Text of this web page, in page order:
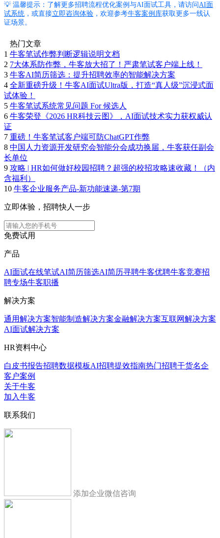
💡 温馨提示： 了解更多招聘流程优化案例与AI面试工具，请访问AI面
试系统 ，或直接立即咨询体验 ，欢迎参考牛客案例库获取更多一线认
证场景。
热门文章
1 牛客笔试作弊判断逻辑说明文档
2 7大体系防作弊，牛客放大招了！严肃笔试客户端上线！
3 牛客AI简历筛选：提升招聘效率的智能解决方案
4 全新重磅升级！牛客AI面试Ultra版，打造“真人级”沉浸式面
试体验！
5 牛客笔试系统常见问题 For 候选人
6 牛客荣登《2026 HR科技云图》，AI面试技术实力获权威认
证
7 重磅！牛客笔试客户端可防ChatGPT作弊
8 中国人力资源开发研究会智能分会成功换届，牛客获任副会
长单位
9 攻略 | HR如何做好校园招聘？超强的校招攻略速收藏！（内
含福利）
10 牛客企业服务产品-新功能速递-第7期
立即体验，招聘快人一步
免费试用
产品
AI面试在线笔试AI简历筛选AI简历寻聘牛客优聘牛客竞赛招
聘专场牛客职播
解决方案
通用解决方案智能制造解决方案金融解决方案互联网解决方案
AI面试解决方案
HR资料中心
白皮书报告招聘数据模板AI招聘提效指南热门招聘干货名企
客户案例
关于牛客
加入牛客
联系我们
添加企业微信咨询